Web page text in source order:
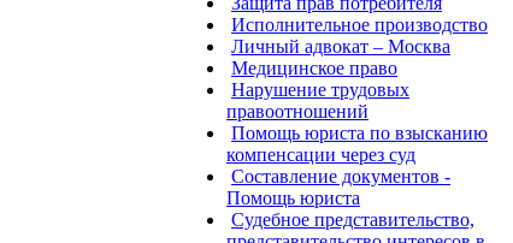
Исполнительное производство
Личный адвокат – Москва
Медицинское право
Нарушение трудовых
правоотношений
Помощь юриста по взысканию
компенсации через суд
Составление документов -
Помощь юриста
Судебное представительство,